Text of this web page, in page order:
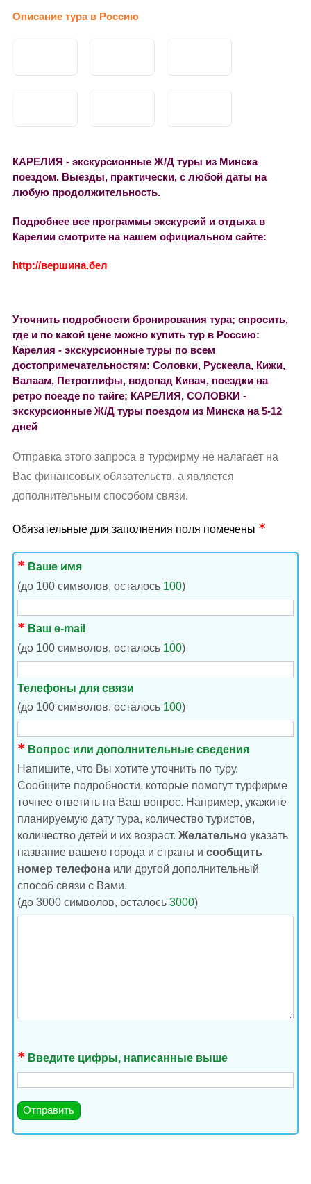
Описание тура в Россию
КАРЕЛИЯ - экскурсионные Ж/Д туры из Минска
поездом. Выезды, практически, с любой даты на
любую продолжительность.
Подробнее все программы экскурсий и отдыха в
Карелии смотрите на нашем официальном сайте:
http://вершина.бел
Уточнить подробности бронирования тура; спросить,
где и по какой цене можно купить тур в Россию:
Карелия - экскурсионные туры по всем
достопримечательностям: Соловки, Рускеала, Кижи,
Валаам, Петроглифы, водопад Кивач, поездки на
ретро поезде по тайге; КАРЕЛИЯ, СОЛОВКИ -
экскурсионные Ж/Д туры поездом из Минска на 5-12
дней
Отправка этого запроса в турфирму не налагает на
Вас финансовых обязательств, а является
дополнительным способом связи.
Обязательные для заполнения поля помечены
Ваше имя
(до 100 символов, осталось 100)
Ваш e-mail
(до 100 символов, осталось 100)
Телефоны для связи
(до 100 символов, осталось 100)
Вопрос или дополнительные сведения
Напишите, что Вы хотите уточнить по туру.
Сообщите подробности, которые помогут турфирме
точнее ответить на Ваш вопрос. Например, укажите
планируемую дату тура, количество туристов,
количество детей и их возраст. Желательно указать
название вашего города и страны и сообщить
номер телефона или другой дополнительный
способ связи с Вами.
(до 3000 символов, осталось 3000)
Введите цифры, написанные выше